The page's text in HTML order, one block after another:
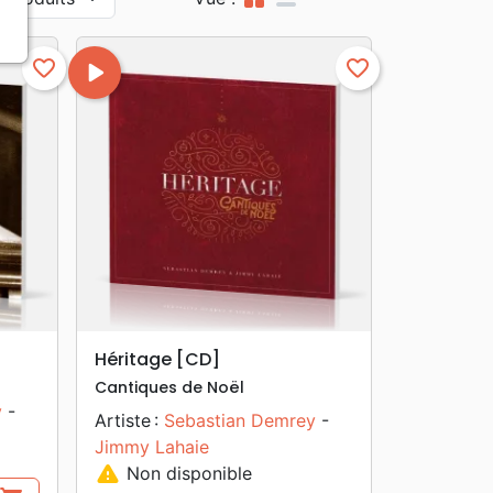
favorite_border
-
search APERÇU RAPIDE
play_arrow favorite_border
Héritage [CD]
Cantiques de Noël
Artiste : Sebastian Demrey-
Jimmy Lahaie
warning Non disponible